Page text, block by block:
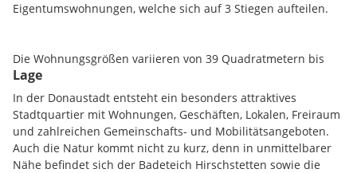
Eigentumswohnungen, welche sich auf 3 Stiegen aufteilen.
Die Wohnungsgrößen variieren von 39 Quadratmetern bis
hin zu geräumigen 106 Quadratmetern, welche sich auf 1 bis
5 Zimmer aufteilen. Alle Wohnungen verfügen über moderne
Grundrisse inkl. Freiflächen. Alle Einheiten verfügen über
Kellerabteile und auf Wunsch kann ein Tiefgaragenplatz in
der hauseigenen Garage erworben werden. Diese verfügen
bereits über Vorbereitungen für Wallboxen.
Lage
In der Donaustadt entsteht ein besonders attraktives
Stadtquartier mit Wohnungen, Geschäften, Lokalen, Freiraum
und zahlreichen Gemeinschafts- und Mobilitätsangeboten.
Auch die Natur kommt nicht zu kurz, denn in unmittelbarer
Nähe befindet sich der Badeteich Hirschstetten sowie die